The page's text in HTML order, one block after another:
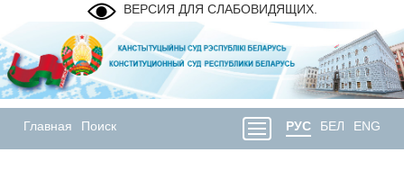
ВЕРСИЯ ДЛЯ СЛАБОВИДЯЩИХ.
Главная Поиск РУС БЕЛ ENG